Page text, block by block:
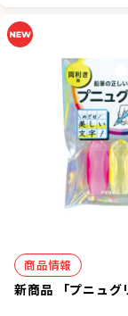
商品情報
新商品 「プニュグ